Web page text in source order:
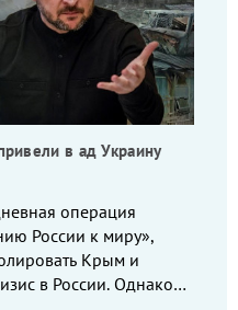
в ад Украину
операция
России к миру»,
Крым и
в России. Однако